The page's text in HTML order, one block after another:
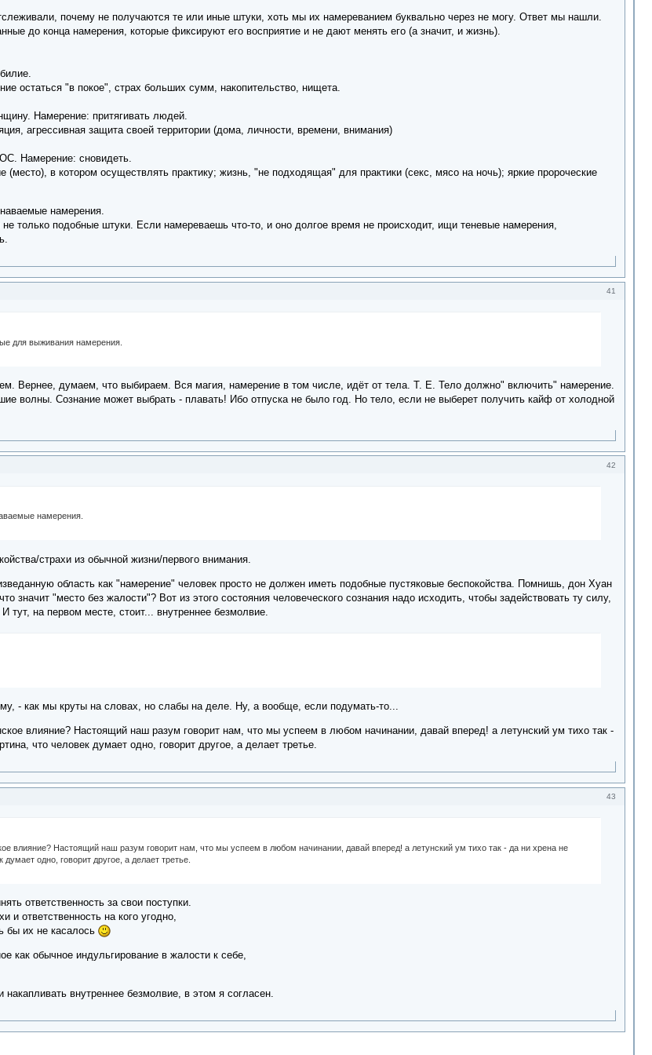
почему не получаются те или иные штуки, хоть мы их намереванием буквально через не могу. Ответ мы нашли.
до конца намерения, которые фиксируют его восприятие и не дают менять его (а значит, и жизнь).
остаться "в покое", страх больших сумм, накопительство, нищета.
Намерение: притягивать людей.
агрессивная защита своей территории (дома, личности, времени, внимания)
Намерение: сновидеть.
в котором осуществлять практику; жизнь, "не подходящая" для практики (секс, мясо на ночь); яркие пророческие
намерения.
только подобные штуки. Если намереваешь что-то, и оно долгое время не происходит, ищи теневые намерения,
41
для выживания намерения.
Вернее, думаем, что выбираем. Вся магия, намерение в том числе, идёт от тела. Т. Е. Тело должно" включить" намерение.
волны. Сознание может выбрать - плавать! Ибо отпуска не было год. Но тело, если не выберет получить кайф от холодной
42
намерения.
страхи из обычной жизни/первого внимания.
область как "намерение" человек просто не должен иметь подобные пустяковые беспокойства. Помнишь, дон Хуан
значит "место без жалости"? Вот из этого состояния человеческого сознания надо исходить, чтобы задействовать ту силу,
тут, на первом месте, стоит... внутреннее безмолвие.
- как мы круты на словах, но слабы на деле. Ну, а вообще, если подумать-то...
влияние? Настоящий наш разум говорит нам, что мы успеем в любом начинании, давай вперед! а летунский ум тихо так -
что человек думает одно, говорит другое, а делает третье.
43
влияние? Настоящий наш разум говорит нам, что мы успеем в любом начинании, давай вперед! а летунский ум тихо так - да ни хрена не
одно, говорит другое, а делает третье.
ответственность за свои поступки.
и ответственность на кого угодно,
бы их не касалось
как обычное индульгирование в жалости к себе,
накапливать внутреннее безмолвие, в этом я согласен.